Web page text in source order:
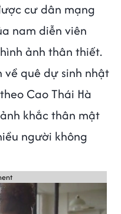
cư dân mạng
nam diễn viên
ảnh thân thiết.
quê dự sinh nhật
Cao Thái Hà
khắc thân mật
người không